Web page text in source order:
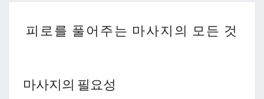
로
피로를 풀어주는 마사지의 모든 것
마사지의 필요성